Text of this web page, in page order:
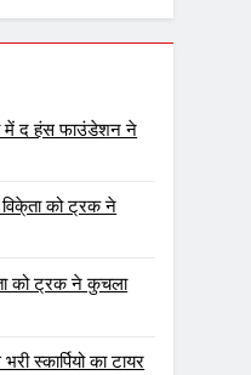
में द हंस फाउंडेशन ने
विके्ता को ट्रक ने
को ट्रक ने कुचला
स्कार्पियो का टायर